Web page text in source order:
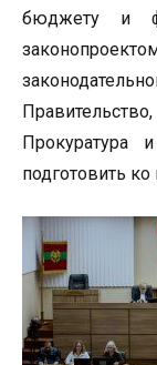
бюджету и
Прокуратура
подготовить